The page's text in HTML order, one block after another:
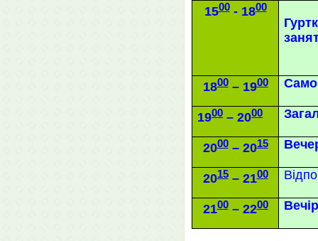
1500 - 1800
1800– 1900
1900– 2000
2000– 2015
2015– 2100
2100– 2200